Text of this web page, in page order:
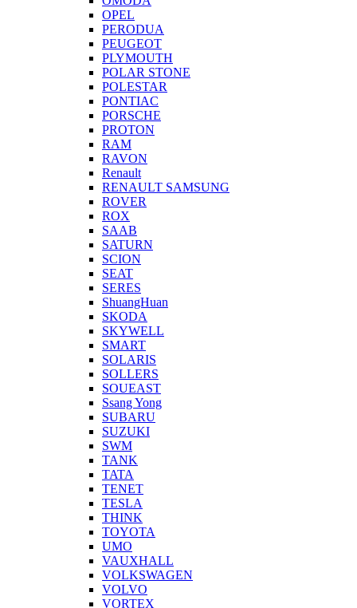
OPEL
PERODUA
PEUGEOT
PLYMOUTH
POLAR STONE
POLESTAR
PONTIAC
PORSCHE
PROTON
RAM
RAVON
Renault
RENAULT SAMSUNG
ROVER
ROX
SAAB
SATURN
SCION
SEAT
SERES
ShuangHuan
SKODA
SKYWELL
SMART
SOLARIS
SOLLERS
SOUEAST
Ssang Yong
SUBARU
SUZUKI
SWM
TANK
TATA
TENET
TESLA
THINK
TOYOTA
UMO
VAUXHALL
VOLKSWAGEN
VOLVO
VORTEX